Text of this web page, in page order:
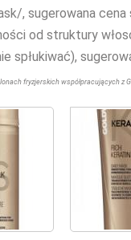
, sugerowana cena
od struktury
spłukiwać),
fryzjerskich współpracujących z